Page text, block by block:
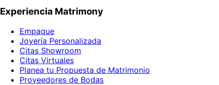
Experiencia Matrimony
Empaque
Joyería Personalizada
Citas Showroom
Citas Virtuales
Planea tu Propuesta de Matrimonio
Proveedores de Bodas